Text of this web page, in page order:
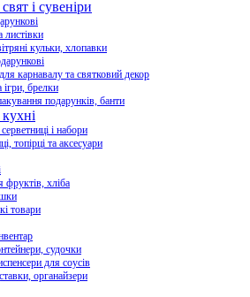
і сувеніри
листівки
кульки, хлопавки
карнавалу та святковий декор
ігри, брелки
подарунків, банти
і набори
топірці та аксесуари
хліба
товари
судочки
для соусів
органайзери